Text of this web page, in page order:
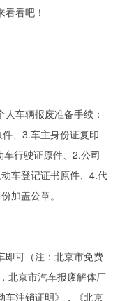
看吧！
车辆报废准备手续：
、3.车主身份证复印
行驶证原件、2.公司
车登记证书原件、4.代
加盖公章。
即可（注：北京市免费
北京市汽车报废解体厂
车注销证明》，《北京